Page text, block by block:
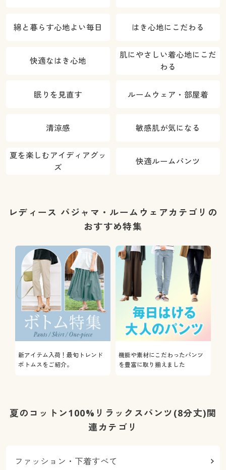
綿と暮らす心地よい毎日 はき心地にこだわる
快適なはき心地
肌にやさしい着心地にこだ
わる
眠りを見直す ルームウェア・部屋着
清涼感 敏感肌が気になる
夏を楽しむアイディアグッ
ズ
快適ルームパンツ
レディース パジャマ・ルームウェアカテゴリの
おすすめ特集
新アイテム入荷！最旬トレンド
ボトムスをご紹介。
機能や素材にこだわったパンツ
を豊富に取り揃えました
夏のコットン100%リラックスパンツ(8分丈)関
連カテゴリ
ファッション・下着すべて